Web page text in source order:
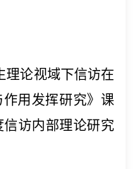
理论视域下信访在
用发挥研究》课
信访内部理论研究